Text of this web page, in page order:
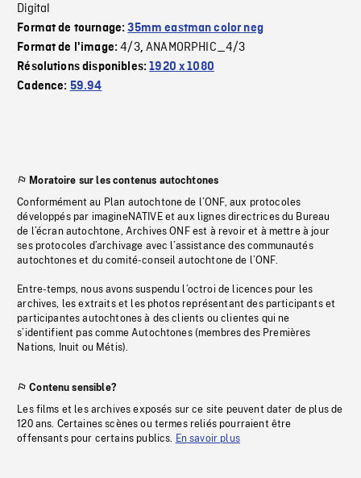
Digital
Format de tournage:35mm eastman color neg
Format de l'image:4/3,ANAMORPHIC_4/3
Résolutions disponibles:1920 x 1080
Cadence: 59.94
Moratoire sur les contenus autochtones
Conformément au Plan autochtone de l’ONF, aux protocoles
développés par imagineNATIVE et aux lignes directrices du Bureau
de l’écran autochtone, Archives ONF est à revoir et à mettre à jour
ses protocoles d’archivage avec l’assistance des communautés
autochtones et du comité-conseil autochtone de l’ONF.
Entre-temps, nous avons suspendu l’octroi de licences pour les
archives, les extraits et les photos représentant des participants et
participantes autochtones à des clients ou clientes qui ne
s’identifient pas comme Autochtones (membres des Premières
Nations, Inuit ou Métis).
Contenu sensible?
Les films et les archives exposés sur ce site peuvent dater de plus de
120 ans. Certaines scènes ou termes reliés pourraient être
offensants pour certains publics. En savoir plus